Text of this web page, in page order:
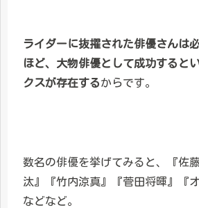
ライダーに抜擢された俳優さんは
ほど、大物俳優として成功すると
クスが存在するからです。
数名の俳優を挙げてみると、『佐
汰』『竹内涼真』『菅田将暉』『
などなど。